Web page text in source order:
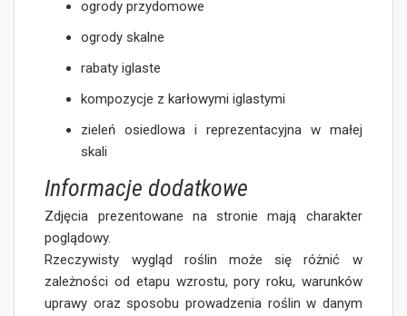
ogrody przydomowe
ogrody skalne
rabaty iglaste
kompozycje z karłowymi iglastymi
zieleń osiedlowa i reprezentacyjna w małej
skali
Informacje dodatkowe
Zdjęcia prezentowane na stronie mają charakter
poglądowy.
Rzeczywisty wygląd roślin może się różnić w
zależności od etapu wzrostu, pory roku, warunków
uprawy oraz sposobu prowadzenia roślin w danym